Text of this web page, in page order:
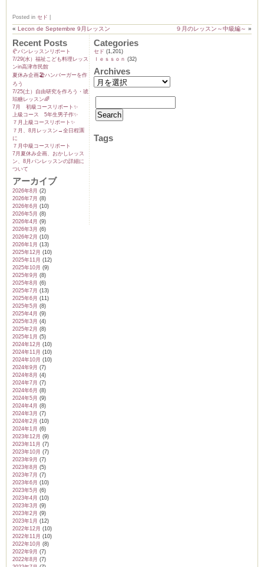
Posted in セド
« Lecon de Septembre 9月レッスン ９月のレッスン～中級編～ »
Recent Posts
🥐パンレッスンリポート
7/29(水）福祉こども料理レッス
ンin高津市民館
夏休み企画🏖️ハンバーガーを作
ろう
7/25(土）自由研究を作ろう・琥
珀糖レッスン🌈
7月 初級コースリポート✨️
上級コース 5年生男子作✨️
７月上級コースリポート✨️
７月、8月レッスン→全日程🈵
に
７月中級コースリポート
7月夏休み企画、おかしレッス
ン、8月パンレッスンの詳細に
ついて
アーカイブ
2026年8月 (2)
2026年7月 (8)
2026年6月 (10)
2026年5月 (8)
2026年4月 (9)
2026年3月 (6)
2026年2月 (10)
2026年1月 (13)
2025年12月 (10)
2025年11月 (12)
2025年10月 (9)
2025年9月 (8)
2025年8月 (6)
2025年7月 (13)
2025年6月 (11)
2025年5月 (8)
2025年4月 (9)
2025年3月 (4)
2025年2月 (8)
2025年1月 (5)
2024年12月 (10)
2024年11月 (10)
2024年10月 (10)
2024年9月 (7)
2024年8月 (4)
2024年7月 (7)
2024年6月 (8)
2024年5月 (9)
2024年4月 (8)
2024年3月 (7)
2024年2月 (10)
2024年1月 (6)
2023年12月 (9)
2023年11月 (7)
2023年10月 (7)
2023年9月 (7)
2023年8月 (5)
2023年7月 (7)
2023年6月 (10)
2023年5月 (6)
2023年4月 (10)
2023年3月 (9)
2023年2月 (9)
2023年1月 (12)
2022年12月 (10)
2022年11月 (10)
2022年10月 (8)
2022年9月 (7)
2022年8月 (7)
Categories
セド (1,201)
ｌｅｓｓｏｎ (32)
Archives
Tags